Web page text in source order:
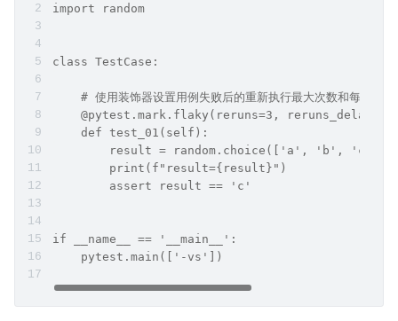
import random
class TestCase:
# 使用装饰器设置用例失败后的重新执行最大次数和每次执
    @pytest.mark.flaky(reruns=3, reruns_delay=1)
    def test_01(self):
result = random.choice(['a', 'b', 'c',
        print(f"result={result}")
        assert result == 'c'
if __name__ == '__main__':
    pytest.main(['-vs'])